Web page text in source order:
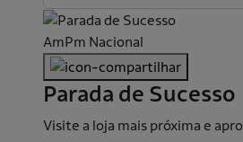
AmPm Nacional
Parada de Sucesso
Visite a loja mais próxima e